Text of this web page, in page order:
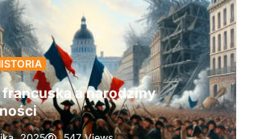
a narodziny